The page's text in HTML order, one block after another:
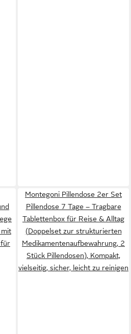
mit
für
Montegoni Pillendose 2er Set
Pillendose 7 Tage – Tragbare
Tablettenbox für Reise & Alltag
(Doppelset zur strukturierten
Medikamentenaufbewahrung, 2
Stück Pillendosen), Kompakt,
vielseitig, sicher, leicht zu reinigen